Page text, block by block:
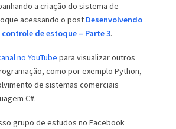
a criação do sistema de
acessando o post Desenvolvendo
de estoque – Parte 3.
no YouTube para visualizar outros
como por exemplo Python,
de sistemas comerciais
C#.
grupo de estudos no Facebook